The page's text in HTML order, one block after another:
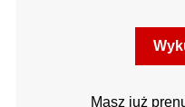
Masz już